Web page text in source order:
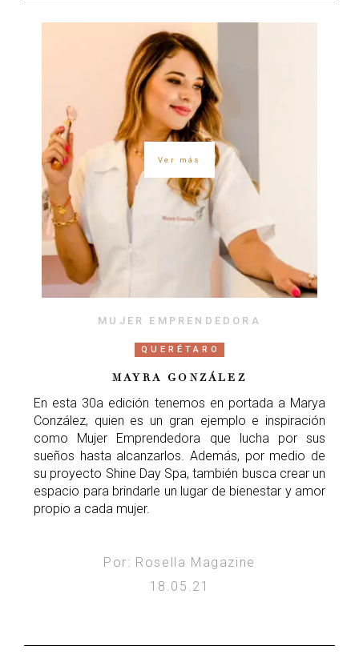
Ver más
MUJER EMPRENDEDORA
QUERÉTARO
MAYRA GONZÁLEZ
En esta 30a edición tenemos en portada a Marya
Conzález, quien es un gran ejemplo e inspiración
como Mujer Emprendedora que lucha por sus
sueños hasta alcanzarlos. Además, por medio de
su proyecto Shine Day Spa, también busca crear un
espacio para brindarle un lugar de bienestar y amor
propio a cada mujer.
Por: Rosella Magazine
18.05.21